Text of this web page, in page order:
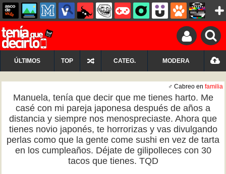
ÚLTIMOS TOP CATEG. MODERA
♂ Cabreo en familia
Manuela, tenía que decir que me tienes harto. Me
casé con mi pareja japonesa después de años a
distancia y siempre nos menospreciaste. Ahora que
tienes novio japonés, te horrorizas y vas divulgando
perlas como que la gente come sushi en vez de tarta
en los cumpleaños. Déjate de gilipolleces con 30
tacos que tienes. TQD